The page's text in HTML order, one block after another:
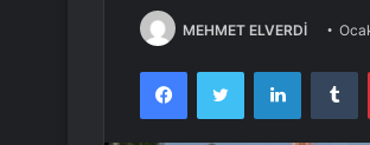
MEHMET ELVERDİ
FacebookTwitter LinkedIn